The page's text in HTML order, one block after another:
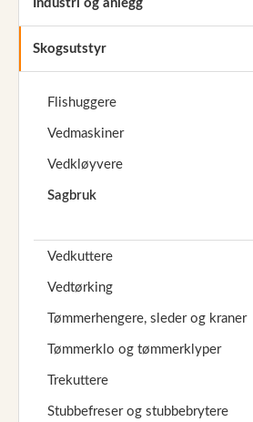
Industri og anlegg
Skogsutstyr
Flishuggere
Vedmaskiner
Vedkløyvere
Sagbruk
Vedkuttere
Vedtørking
Tømmerhengere, sleder og kraner
Tømmerklo og tømmerklyper
Trekuttere
Stubbefreser og stubbebrytere